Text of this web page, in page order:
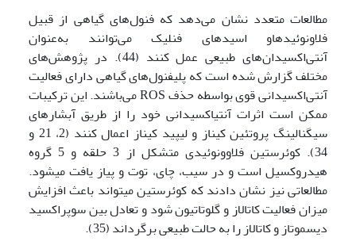
مطالعات متعدد نشان می‌دهد که فنول‌های گیاهی از قبیل
فلاونوئیدهاو اسیدهای فنلیک می‌توانند به‌عنوان
آنتی‌اکسیدان‌های طبیعی عمل کنند (44). در پژوهش‌های
مختلف گزارش ‌شده است که پلی­فنول‌های گیاهی دارای فعالیت
آنتی‌اکسیدانی قوی بواسطه حذف ROS می‌باشند. این ترکیبات
ممکن است اثرات آنتی‏اکسیدانی خود را از طریق آبشارهای
سیگنالینگ پروتئین کیناز و لیپید کیناز اعمال کنند (2، 21 و
34). کوئرستین فلاوونوئیدی متشکل از 3 حلقه و 5 گروه
هیدروکسیل است و در سیب، چای، توت و پیاز یافت می­شود.
مطالعاتی نیز نشان دادند که کوئرستین می­تواند باعث افزایش
میزان فعالیت کاتالاز و گلوتاتیون شود و تعادل بین سوپراکسید
دیسموتاز و کاتالاز را به حالت طبیعی برگرداند (35).